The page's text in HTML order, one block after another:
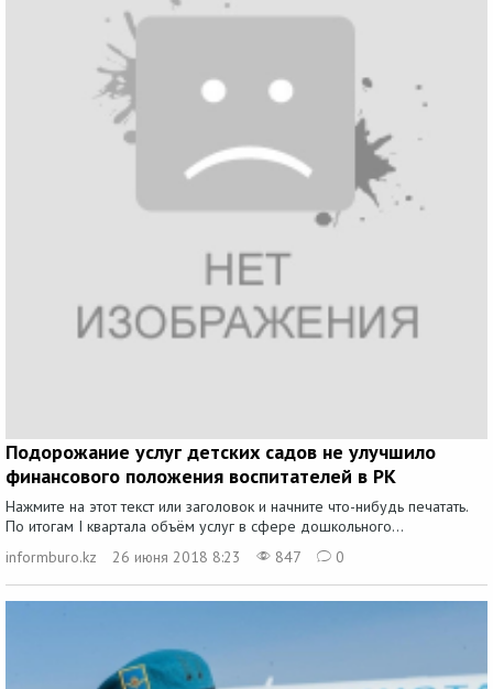
Подорожание услуг детских садов не улучшило
финансового положения воспитателей в РК
Нажмите на этот текст или заголовок и начните что-нибудь печатать.
По итогам I квартала объём услуг в сфере дошкольного...
informburo.kz
26 июня 2018 8:23 847 0